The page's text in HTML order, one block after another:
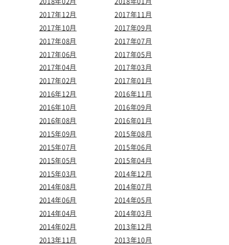
2017年12月
2017年11月
2017年10月
2017年09月
2017年08月
2017年07月
2017年06月
2017年05月
2017年04月
2017年03月
2017年02月
2017年01月
2016年12月
2016年11月
2016年10月
2016年09月
2016年08月
2016年01月
2015年09月
2015年08月
2015年07月
2015年06月
2015年05月
2015年04月
2015年03月
2014年12月
2014年08月
2014年07月
2014年06月
2014年05月
2014年04月
2014年03月
2014年02月
2013年12月
2013年11月
2013年10月